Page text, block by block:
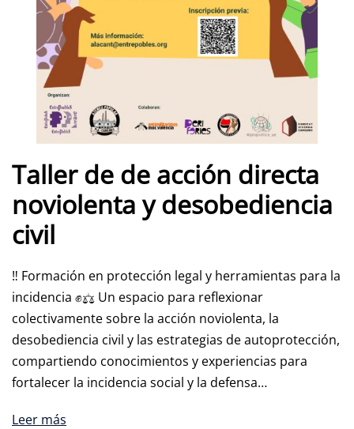
Taller de de acción directa
noviolenta y desobediencia
civil
‼️ Formación en protección legal y herramientas para la
incidencia ✊⚖️ Un espacio para reflexionar
colectivamente sobre la acción noviolenta, la
desobediencia civil y las estrategias de autoprotección,
compartiendo conocimientos y experiencias para
fortalecer la incidencia social y la defensa…
Leer más